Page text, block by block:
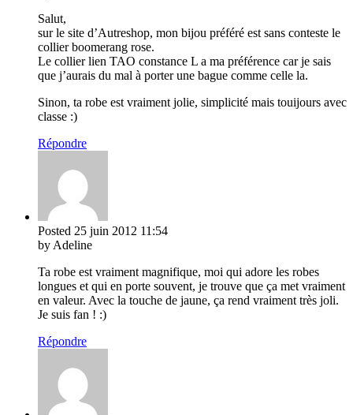
Salut,
sur le site d’Autreshop, mon bijou préféré est sans conteste le
collier boomerang rose.
Le collier lien TAO constance L a ma préférence car je sais
que j’aurais du mal à porter une bague comme celle la.
Sinon, ta robe est vraiment jolie, simplicité mais touijours avec
classe :)
Répondre
Posted 25 juin 2012 11:54
by Adeline
Ta robe est vraiment magnifique, moi qui adore les robes
longues et qui en porte souvent, je trouve que ça met vraiment
en valeur. Avec la touche de jaune, ça rend vraiment très joli.
Je suis fan ! :)
Répondre